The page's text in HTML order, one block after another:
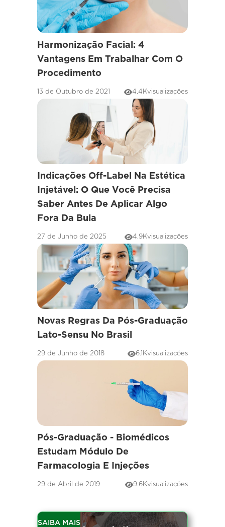
Harmonização Facial: 4
Vantagens Em Trabalhar Com O
Procedimento
13 de Outubro de 2021 4.4Kvisualizações
Indicações Off-Label Na Estética
Injetável: O Que Você Precisa
Saber Antes De Aplicar Algo
Fora Da Bula
27 de Junho de 2025 4.9Kvisualizações
Novas Regras Da Pós-Graduação
Lato-Sensu No Brasil
29 de Junho de 2018 6.1Kvisualizações
Pós-Graduação - Biomédicos
Estudam Módulo De
Farmacologia E Injeções
29 de Abril de 2019 9.6Kvisualizações
SAIBA MAIS